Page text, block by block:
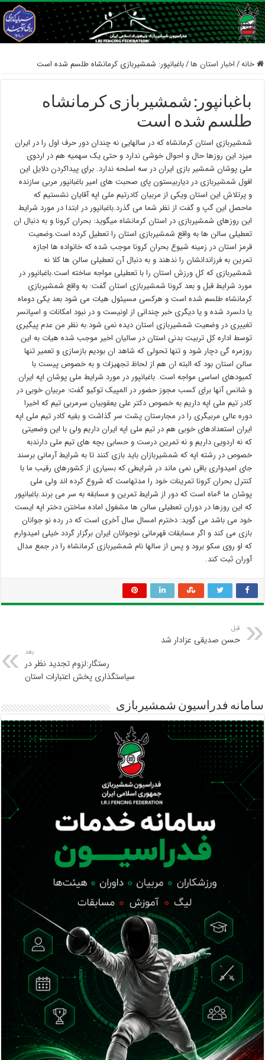
خانه/اخبار استان ها/باغبانپور: شمشیربازی کرمانشاه طلسم شده است
باغبانپور: شمشیربازی کرمانشاه
طلسم شده است
شمشیربازی استان کرمانشاه که در سالهایی نه چندان دور حرف اول را در ایران
میزد این روزها حال و احوال خوشی ندارد و حتی یک سهمیه هم در اردوی
ملی پوشان شمشیر بازی ایران در سه اسلحه ندارد. برای پیداکردن دلایل این
افول شمشیربازی در دیاربیستون پای صحبت های امیر باغبانپور مربی سازنده
و پرتلاش این استان ویکی از مربیان کادرتیم ملی اپه آقایان نشستیم که
ماحصل این گپ و گفت از نظر شما می گذرد.باغبانپور در ابتدا در مورد شرایط
این روزهای شمشیربازی در استان کرمانشاه میگوید: بحران کرونا و به دنبال ان
تعطیلی سالن ها به واقع شمشیربازی استان را تعطیل کرده است.وضعیت
قرمز استان در زمینه شیوع بحران کرونا موجب شده که خانواده ها اجازه
تمرین به فرزاندانشان را ندهند و به دنبال آن تعطیلی سالن ها کلا نه
شمشیربازی که کل ورزش استان را با تعطیلی مواجه ساخته است.باغبانپور در
مورد شرایط قبل و بعد کرونا شمشیربازی استان گفت: به واقع شمشیربازی
کرمانشاه طلسم شده است و هرکسی مسیئول هیات می شود بعد یکی دوماه
یا دلسرد شده و یا دیگری خبر چندانی از اونیست و در نبود امکانات و اسپانسر
تغییری در وضعیت شمشیربازی استان دیده نمی شود.به نظر من عدم پیگیری
توسط اداره کل تربیت بدنی استان در سالیان اخیر موجب شده هیات به این
روزمره گی دچار شود و تنها تحولی که شاهد ان بودیم بازسازی و تعمیر تنها
سالن استان بود که البته ان هم از لحاظ تجهیزات و به خصوص پیست با
کمبودهای اساسی مواجه است. باغبانپور در مورد شرایط ملی پوشان اپه ایران
و شانس آنها برای کسب مجوز حضور در المپیک توکیو گفت: مربیان خوبی در
کادر تیم ملی اپه داریم به خصوص دکتر علی یعقوبیان سرمربی تیم که اخیرا
دوره عالی مربیگری را در مجارستان پشت سر گذاشت و بقیه کادر تیم ملی اپه
ایران استعدادهای خوبی هم در تیم ملی اپه ایران داریم ولی با این وضعیتی
که نه اردویی داریم و نه تمرین درست و حسابی بچه های تیم ملی دارندبه
خصوص در رشته اپه که شمشیربازان باید بازی کنند تا به شرایط آرمانی برسند
جای امیدواری باقی نمی ماند در شرایطی که بسیاری از کشورهای رقیب ما با
کنترل بحران کرونا تمرینات خود را مدتهاست که شروع کرده اند ولی ملی
پوشان ما ۶ماه است که دور از شرایط تمرین و مسابقه به سر می برند.باغبانپور
که این روزها در دوران تعطیلی سالن ها مشغول اماده ساختن دختر اپه ایست
خود می باشد می گوید: دخترم امسال سال آخری است که در رده نو جوانان
بازی می کند و اگر مسابقات قهرمانی نوجوانان ایران برگزار گردد خیلی امیدوارم
که او روی سکو برود و پس از سالها نام شمشیربازی کرمانشاه را در جمع مدال
آوران ثبت کند.
قبل
حسن صدیقی عزادار شد
بعد
رستگار:لزوم تجدید نظر در
سیاستگذاری پخش اعتبارات استان
سامانه فدراسیون شمشیربازی